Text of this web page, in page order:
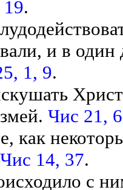
.
и в
1, 9.
Чис 21, 6
как
Чис 14, 37.
с